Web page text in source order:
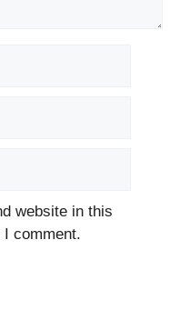
website in this
comment.